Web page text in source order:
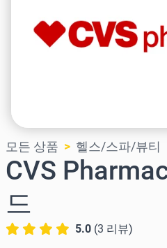
모든 상품 헬스/스파/뷰티
CVS
드
5.0 (3 리뷰)